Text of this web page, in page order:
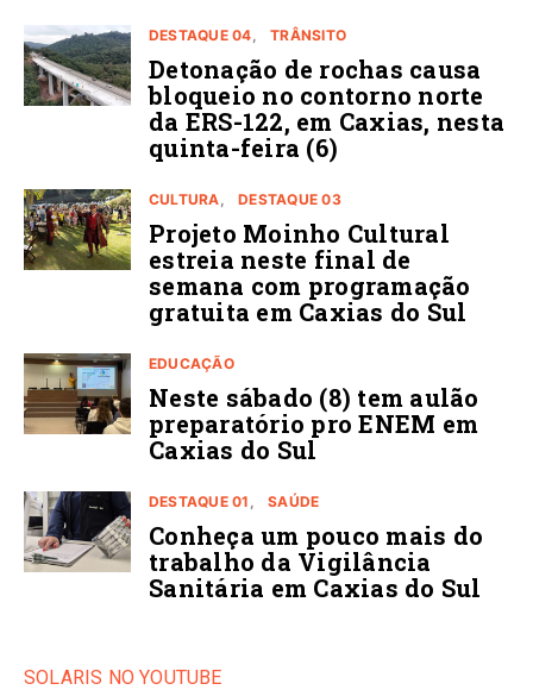
DESTAQUE 04 TRÂNSITO
Detonação de rochas causa
bloqueio no contorno norte
da ERS-122, em Caxias, nesta
quinta-feira (6)
CULTURA DESTAQUE 03
Projeto Moinho Cultural
estreia neste final de
semana com programação
gratuita em Caxias do Sul
EDUCAÇÃO
Neste sábado (8) tem aulão
preparatório pro ENEM em
Caxias do Sul
DESTAQUE 01 SAÚDE
Conheça um pouco mais do
trabalho da Vigilância
Sanitária em Caxias do Sul
SOLARIS NO YOUTUBE